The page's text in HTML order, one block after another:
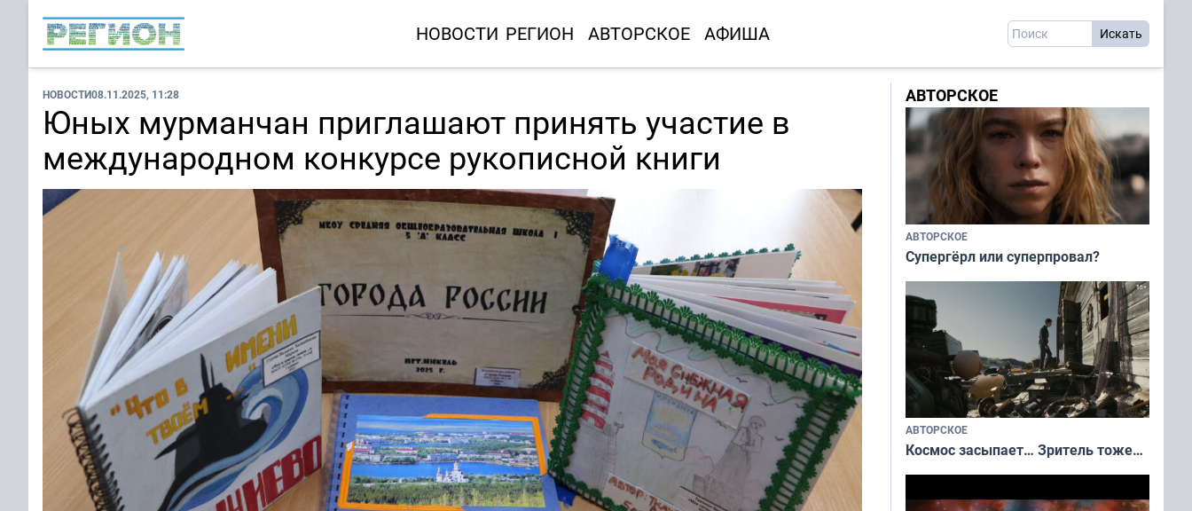
НОВОСТИ РЕГИОН АВТОРСКОЕ АФИША
НОВОСТИ08.11.2025, 11:28
Юных мурманчан приглашают принять участие в
международном конкурсе рукописной книги
АВТОРСКОЕ
АВТОРСКОЕ
Супергёрл или суперпровал?
АВТОРСКОЕ
Космос засыпает… Зритель тоже…